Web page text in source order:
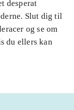
desperat
Slut dig til
og se om
du ellers kan